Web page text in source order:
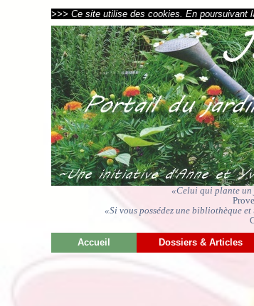
>>> Ce site utilise des cookies. En poursuivant
«Celui qui plante
«Si vous possédez une bibliothèque
Accueil Dossiers & Articles